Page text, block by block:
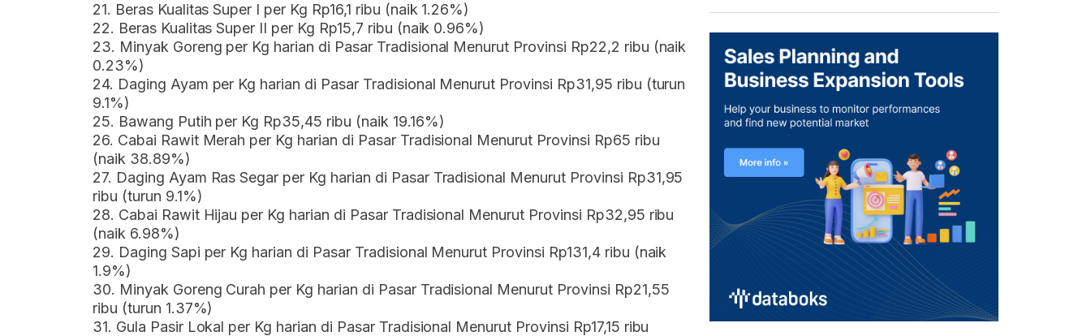
21. Beras Kualitas Super I per Kg Rp16,1 ribu (naik 1.26%)
22. Beras Kualitas Super II per Kg Rp15,7 ribu (naik 0.96%)
23. Minyak Goreng per Kg harian di Pasar Tradisional Menurut Provinsi Rp22,2 ribu (naik
0.23%)
24. Daging Ayam per Kg harian di Pasar Tradisional Menurut Provinsi Rp31,95 ribu (turun
9.1%)
25. Bawang Putih per Kg Rp35,45 ribu (naik 19.16%)
26. Cabai Rawit Merah per Kg harian di Pasar Tradisional Menurut Provinsi Rp65 ribu
(naik 38.89%)
27. Daging Ayam Ras Segar per Kg harian di Pasar Tradisional Menurut Provinsi Rp31,95
ribu (turun 9.1%)
28. Cabai Rawit Hijau per Kg harian di Pasar Tradisional Menurut Provinsi Rp32,95 ribu
(naik 6.98%)
29. Daging Sapi per Kg harian di Pasar Tradisional Menurut Provinsi Rp131,4 ribu (naik
1.9%)
30. Minyak Goreng Curah per Kg harian di Pasar Tradisional Menurut Provinsi Rp21,55
ribu (turun 1.37%)
31. Gula Pasir Lokal per Kg harian di Pasar Tradisional Menurut Provinsi Rp17,15 ribu